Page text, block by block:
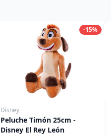
-15%
Disney
Peluche Timón 25cm -
Disney El Rey León